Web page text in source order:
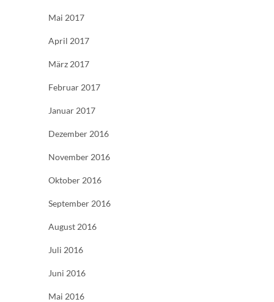
Mai 2017
April 2017
März 2017
Februar 2017
Januar 2017
Dezember 2016
November 2016
Oktober 2016
September 2016
August 2016
Juli 2016
Juni 2016
Mai 2016